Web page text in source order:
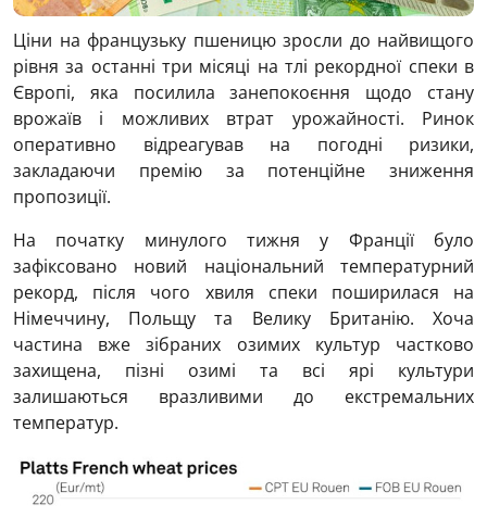
Ціни на французьку пшеницю зросли до найвищого
рівня за останні три місяці на тлі рекордної спеки в
Європі, яка посилила занепокоєння щодо стану
врожаїв і можливих втрат урожайності. Ринок
оперативно відреагував на погодні ризики,
закладаючи премію за потенційне зниження
пропозиції.
На початку минулого тижня у Франції було
зафіксовано новий національний температурний
рекорд, після чого хвиля спеки поширилася на
Німеччину, Польщу та Велику Британію. Хоча
частина вже зібраних озимих культур частково
захищена, пізні озимі та всі ярі культури
залишаються вразливими до екстремальних
температур.